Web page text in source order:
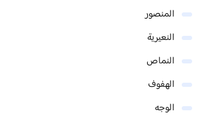
المنصور
النعيرية
النماص
الهفوف
الوجه